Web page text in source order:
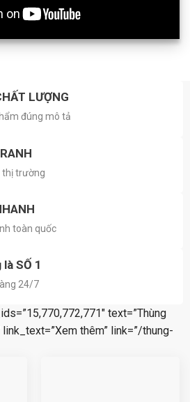
LƯỢNG
đúng mô tả
thị trường
toàn quốc
SỐ 1
24/7
text=”Thùng
link_text=”Xem thêm” link=”/thung-